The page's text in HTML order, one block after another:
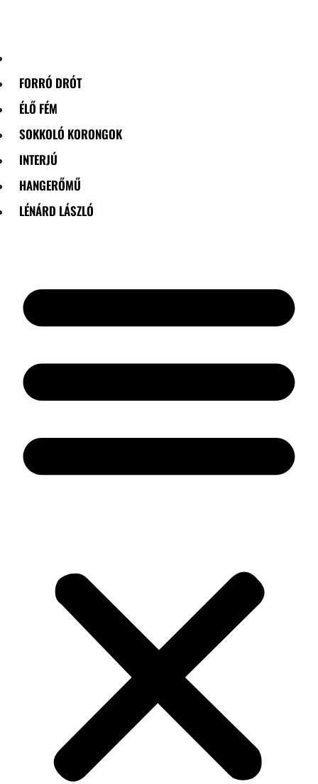
FORRÓ DRÓT
ÉLŐ FÉM
SOKKOLÓ KORONGOK
INTERJÚ
HANGERŐMŰ
LÉNÁRD LÁSZLÓ